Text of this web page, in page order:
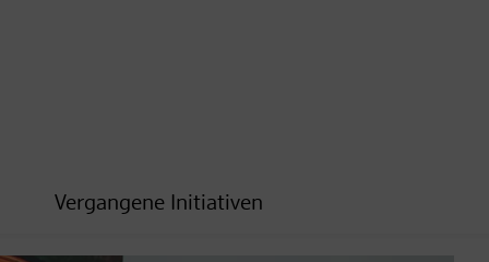
Vergangene Initiativen